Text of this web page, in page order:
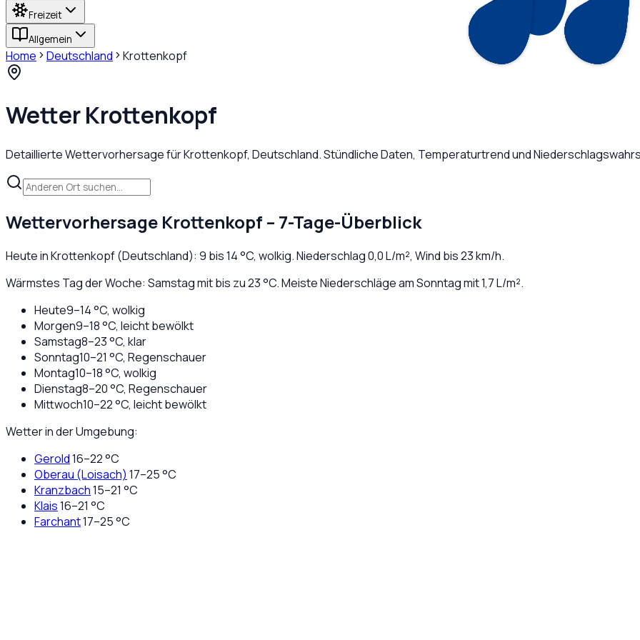
Freizeit
Allgemein
Home Deutschland Krottenkopf
WetterKrottenkopf
Detaillierte Wettervorhersage fürKrottenkopf, Deutschland. Stündliche Daten, Temperaturtrend und
Wettervorhersage Krottenkopf – 7-Tage-Überblick
Heute inKrottenkopf(Deutschland): 9 bis14°C, wolkig. Niederschlag0,0L/m², Wind bis23km/h.
Wärmstes Tag der Woche: Samstag mit bis zu 23 °C. Meiste Niederschläge am Sonntag mit 1,7 L/m².
Heute9–14°C, wolkig
Morgen9–18°C, leicht bewölkt
Samstag8–23°C, klar
Sonntag10–21 °C, Regenschauer
Montag10–18°C, wolkig
Dienstag8–20°C, Regenschauer
Mittwoch10–22°C, leicht bewölkt
Wetter in der Umgebung:
Gerold16–22°C
Oberau (Loisach) 17–25°C
Kranzbach15–21 °C
Klais16–21 °C
Farchant17–25°C